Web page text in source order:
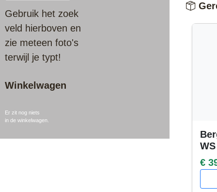
Gebruik het zoek
veld hierboven en
zie meteen foto's
terwijl je typt!
Winkelwagen
Er zit nog niets
in de winkelwagen.
WS
€